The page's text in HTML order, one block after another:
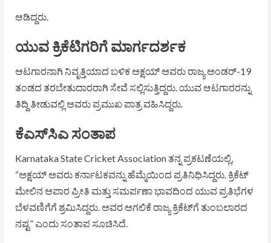
ಆಡಿದ್ದರು.
ಯುವ ಕ್ರಿಕೆಟಿಗರಿಗೆ ಮಾರ್ಗದರ್ಶಕ
ಆಟಗಾರನಾಗಿ ನಿವೃತ್ತಿಯಾದ ಬಳಿಕ ಅಕ್ಷಯ್ ಅವರು ರಾಜ್ಯ ಅಂಡರ್-19
ತಂಡದ ತರಬೇತುದಾರರಾಗಿ ಸೇವೆ ಸಲ್ಲಿಸುತ್ತಿದ್ದರು. ಯುವ ಆಟಗಾರರನ್ನು
ತಿದ್ದಿ ತೀಡುವಲ್ಲಿ ಅವರು ಪ್ರಮುಖ ಪಾತ್ರ ವಹಿಸಿದ್ದರು.
ಕೆಎಸ್‌ಸಿಎ ಸಂತಾಪ
Karnataka State Cricket Associationತನ್ನ ಪ್ರಕಟಣೆಯಲ್ಲಿ,
“ಅಕ್ಷಯ್ ಅವರು ಕರ್ನಾಟಕವನ್ನು ಹೆಮ್ಮೆಯಿಂದ ಪ್ರತಿನಿಧಿಸಿದ್ದರು. ಕ್ರಿಕೆಟ್
ಮೇಲಿನ ಅಪಾರ ಪ್ರೀತಿ ಮತ್ತು ಸಮರ್ಪಣಾ ಭಾವದಿಂದ ಯುವ ಪ್ರತಿಭೆಗಳ
ಬೆಳವಣಿಗೆಗೆ ಶ್ರಮಿಸಿದ್ದರು. ಅವರ ಅಗಲಿಕೆ ರಾಜ್ಯ ಕ್ರಿಕೆಟ್‌ಗೆ ತುಂಬಲಾರದ
ನಷ್ಟ” ಎಂದು ಸಂತಾಪ ಸೂಚಿಸಿದೆ.